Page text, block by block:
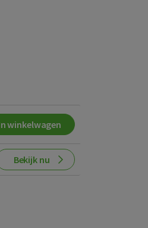
winkelwagen
Bekijk nu